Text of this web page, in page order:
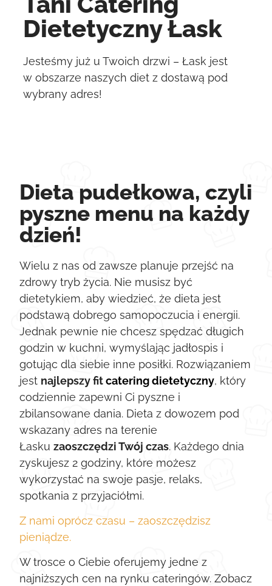
Dietetyczny Łask
Jesteśmy już u Twoich drzwi – Łask jest
w obszarze naszych diet z dostawą pod
wybrany adres!
Dieta pudełkowa, czyli
pyszne menu na każdy
dzień!
Wielu z nas od zawsze planuje przejść na
zdrowy tryb życia. Nie musisz być
dietetykiem, aby wiedzieć, że dieta jest
podstawą dobrego samopoczucia i energii.
Jednak pewnie nie chcesz spędzać długich
godzin w kuchni, wymyślając jadłospis i
gotując dla siebie inne posiłki. Rozwiązaniem
jest najlepszy fitcatering dietetyczny, który
codziennie zapewni Ci pyszne i
zbilansowane dania. Dieta z dowozem pod
wskazany adres na terenie
Łaskuzaoszczędzi Twój czas. Każdego dnia
zyskujesz 2 godziny, które możesz
wykorzystać na swoje pasje, relaks,
spotkania z przyjaciółmi.
Z nami oprócz czasu – zaoszczędzisz
pieniądze.
W trosce o Ciebie oferujemy jedne z
najniższych cen na rynku cateringów. Zobacz